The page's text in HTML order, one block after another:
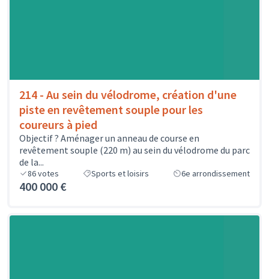
214 - Au sein du vélodrome, création d'une
piste en revêtement souple pour les
coureurs à pied
Objectif ? Aménager un anneau de course en
revêtement souple (220 m) au sein du vélodrome du parc
de la...
86votes Sports et loisirs 6e arrondissement
400 000 €